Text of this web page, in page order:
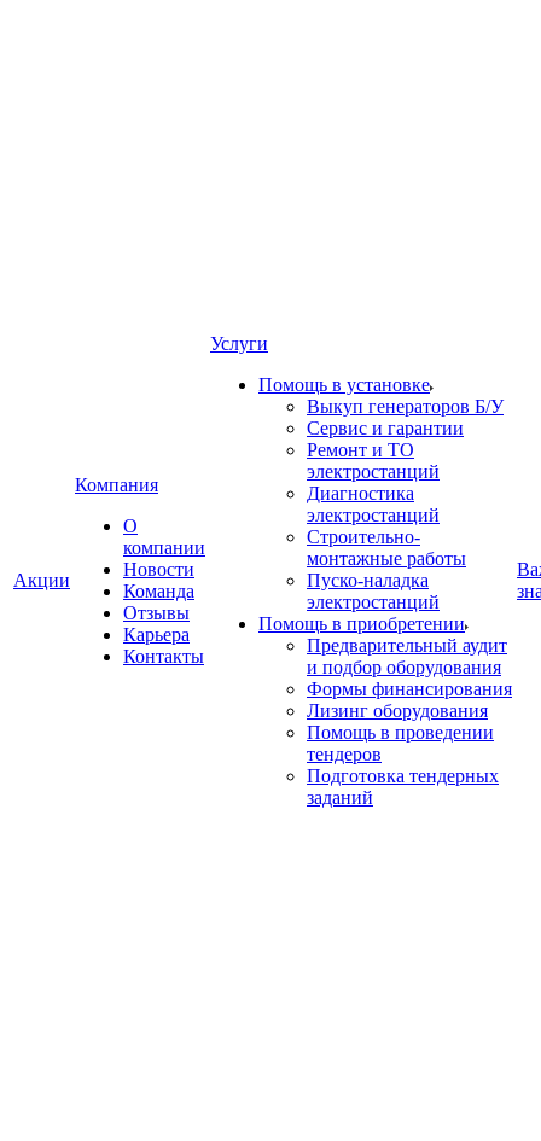
Акции
Компания
О
компании
Новости
Команда
Отзывы
Карьера
Контакты
Услуги
Помощь в установке
Выкуп генераторов Б/У
Сервис и гарантии
Ремонт и ТО
электростанций
Диагностика
электростанций
Строительно-
монтажные работы
Пуско-наладка
электростанций
Помощь в приобретении
Предварительный аудит
и подбор оборудования
Формы финансирования
Лизинг оборудования
Помощь в проведении
тендеров
Подготовка тендерных
заданий